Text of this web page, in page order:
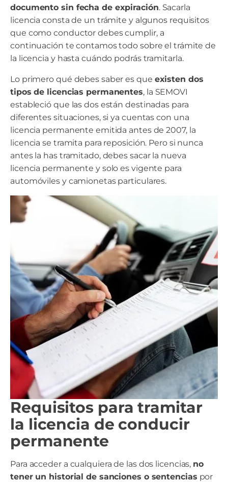
documento sin fecha de expiración. Sacarla
licencia consta de un trámite y algunos requisitos
que como conductor debes cumplir, a
continuación te contamos todo sobre el trámite de
la licencia y hasta cuándo podrás tramitarla.
Lo primero qué debes saber es que existen dos
tipos de licencias permanentes, la SEMOVI
estableció que las dos están destinadas para
diferentes situaciones, si ya cuentas con una
licencia permanente emitida antes de 2007, la
licencia se tramita para reposición. Pero si nunca
antes la has tramitado, debes sacar la nueva
licencia permanente y solo es vigente para
automóviles y camionetas particulares.
Requisitos para tramitar
la licencia de conducir
permanente
Para acceder a cualquiera de las dos licencias, no
tener un historial de sanciones o sentencias por